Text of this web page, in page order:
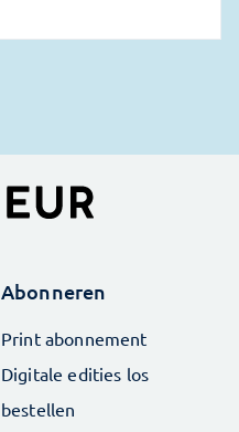
Abonneren
Print abonnement
Digitale edities los
bestellen